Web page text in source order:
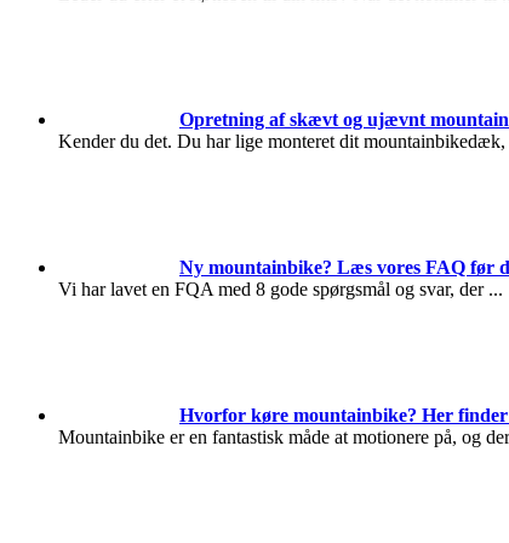
Opretning af skævt og ujævnt
Kender du det. Du har lige monteret dit mountainbikedæk,
Ny mountainbike? Læs vores FAQ før
Vi har lavet en FQA med 8 gode spørgsmål og svar, der ...
Hvorfor køre mountainbike? Her
Mountainbike er en fantastisk måde at motionere på, og